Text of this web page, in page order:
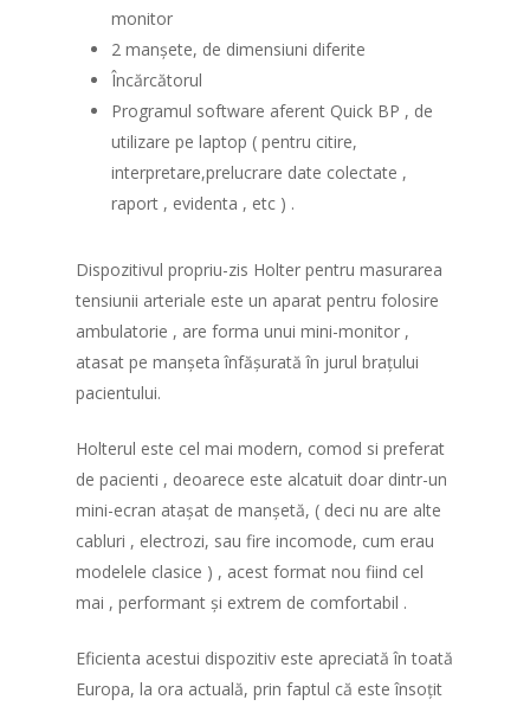
monitor
2 manșete, de dimensiuni diferite
Încărcătorul
Programul software aferent Quick BP , de
utilizare pe laptop ( pentru citire,
interpretare,prelucrare date colectate ,
raport , evidenta , etc ) .
Dispozitivul propriu-zis Holter pentru masurarea
tensiunii arteriale este un aparat pentru folosire
ambulatorie , are forma unui mini-monitor ,
atasat pe manșeta înfășurată în jurul brațului
pacientului.
Holterul este cel mai modern, comod si preferat
de pacienti , deoarece este alcatuit doar dintr-un
mini-ecran atașat de manșetă, ( deci nu are alte
cabluri , electrozi, sau fire incomode, cum erau
modelele clasice ) , acest format nou fiind cel
mai , performant și extrem de comfortabil .
Eficienta acestui dispozitiv este apreciată în toată
Europa, la ora actuală, prin faptul că este însoțit